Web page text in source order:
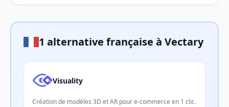
1 alternative française à Vectary
Visuality
Création de modèles 3D et AR pour e-commerce en 1 clic.